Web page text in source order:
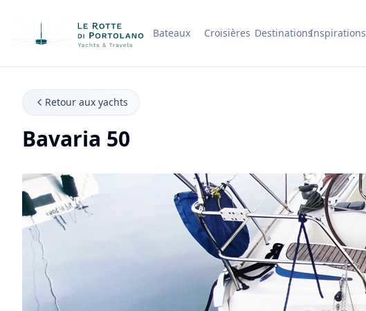
Nom de l'entreprise Bateaux Croisières DestinationsInspirations
Retour aux yachts
Bavaria 50